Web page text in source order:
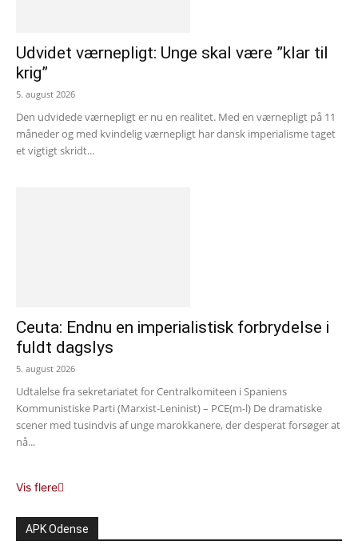
Udvidet værnepligt: Unge skal være ”klar til
krig”
5. august 2026
Den udvidede værnepligt er nu en realitet. Med en værnepligt på 11
måneder og med kvindelig værnepligt har dansk imperialisme taget
et vigtigt skridt...
Ceuta: Endnu en imperialistisk forbrydelse i
fuldt dagslys
5. august 2026
Udtalelse fra sekretariatet for Centralkomiteen i Spaniens
Kommunistiske Parti (Marxist-Leninist) – PCE(m-l) De dramatiske
scener med tusindvis af unge marokkanere, der desperat forsøger at
nå...
Vis flere
APK Odense